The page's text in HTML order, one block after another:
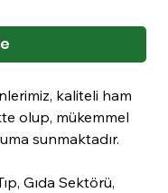
kaliteli ham
olup, mükemmel
sunmaktadır.
Gıda Sektörü,